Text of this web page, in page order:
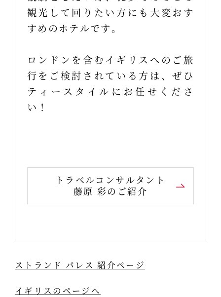
観光して回りたい方にも大変おす
すめのホテルです。
ロンドンを含むイギリスへのご旅
行をご検討されている方は、ぜひ
ティースタイルにお任せくださ
い！
トラベルコンサルタント
藤原 彩のご紹介
ストランド パレス 紹介ページ
イギリスのページへ